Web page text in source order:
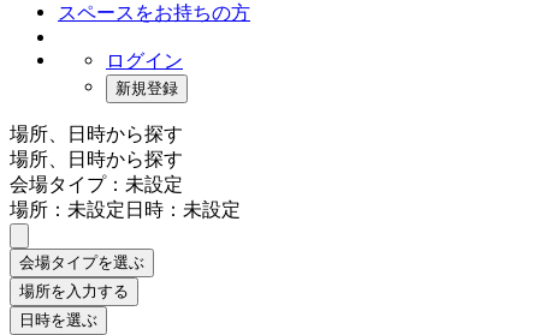
スペースをお持ちの方
ログイン
新規登録
場所、日時から探す
場所、日時から探す
会場タイプ：未設定
場所：未設定日時：未設定
会場タイプを選ぶ
場所を入力する
日時を選ぶ